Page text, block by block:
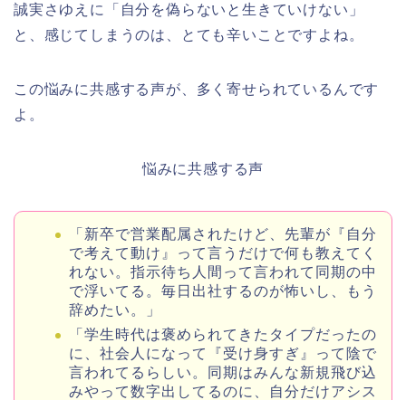
誠実さゆえに「自分を偽らないと生きていけない」
と、感じてしまうのは、とても辛いことですよね。
この悩みに共感する声が、多く寄せられているんです
よ。
悩みに共感する声
「新卒で営業配属されたけど、先輩が『自分
で考えて動け』って言うだけで何も教えてく
れない。指示待ち人間って言われて同期の中
で浮いてる。毎日出社するのが怖いし、もう
辞めたい。」
「学生時代は褒められてきたタイプだったの
に、社会人になって『受け身すぎ』って陰で
言われてるらしい。同期はみんな新規飛び込
みやって数字出してるのに、自分だけアシス